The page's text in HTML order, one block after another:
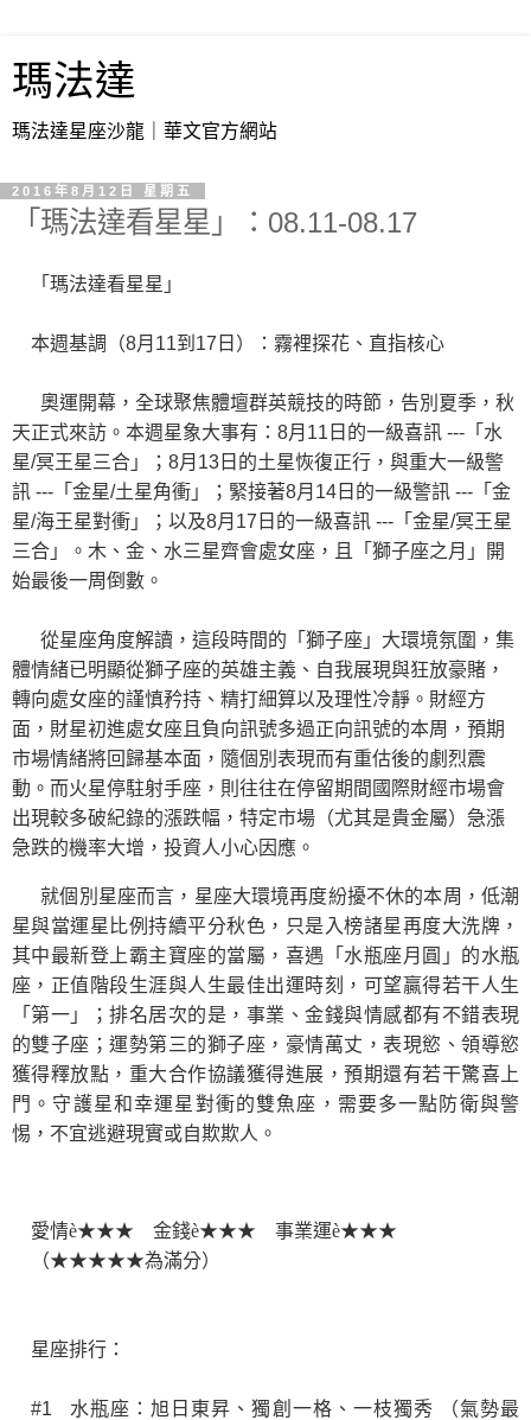
瑪法達
瑪法達星座沙龍｜華文官方網站
2016年8月12日 星期五
「瑪法達看星星」：08.11-08.17
「瑪法達看星星」
本週基調（8月 11到 17 日）：霧裡探花、直指核心
奧運開幕，全球聚焦體壇群英競技的時節，告別夏季，秋
天正式來訪。本週星象大事有： 8月 11 日的一級喜訊 --- 「水
星/冥王星三合」； 8月 13 日的土星恢復正行，與重大一級警
訊 --- 「金星/土星角衝」；緊接著8月 14 日的一級警訊 --- 「金
星/海王星對衝」；以及8月 17 日的一級喜訊 --- 「金星/冥王星
三合」。木、金、水三星齊會處女座，且「獅子座之月」開
始最後一周倒數。
從星座角度解讀， 這段時間的「獅子座」大環境氛圍，集
體情緒已明顯從獅子座的英雄主義、自我展現與狂放豪賭，
轉向處女座的謹慎矜持、精打細算以及理性冷靜。財經方
面，財星初進處女座且負向訊號多過正向訊號的本周，預期
市場情緒將回歸基本面，隨個別表現而有重估後的劇烈震
動。而火星停駐射手座，則往往在停留期間 國際財經市場會
出現較多破紀錄的漲跌幅，特定市場（尤其是貴金屬）急漲
急跌的機率大增，投資人小心因應。
就個別星座而言，星座大環境再度紛擾不休的本周，低潮
星與當運星比例持續平分秋色，只是入榜諸星再度大洗牌，
其中最新登上霸主寶座的當屬，喜遇「水瓶座月圓」的水瓶
座，正值階段生涯與人生最佳出運時刻，可望贏得若干人生
「第一」；排名居次的是，事業、金錢與情感都有不錯表現
的雙子座；運勢第三的獅子座，豪情萬丈，表現慾、領導慾
獲得釋放點，重大合作協議獲得進展，預期還有若干驚喜上
門。守護星和幸運星對衝的雙魚座，需要多一點防衛與警
惕，不宜逃避現實或自欺欺人。
愛情è★★★ 金錢è★★★ 事業運è★★★
（★★★★★為滿分）
星座排行：
#1 水瓶座：旭日東昇、獨創一格、一枝獨秀
（氣勢最